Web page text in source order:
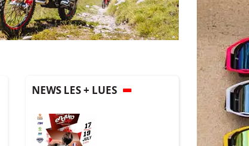
NEWS LES + LUES